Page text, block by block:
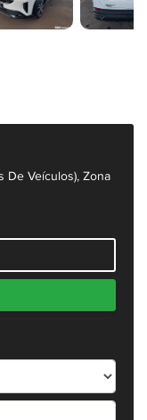
De Veículos), Zona